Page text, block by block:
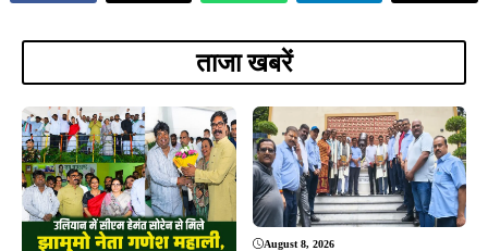
ताजा खबरें
August 8, 2026